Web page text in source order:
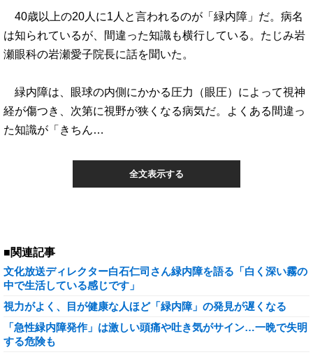
40歳以上の20人に1人と言われるのが「緑内障」だ。病名
は知られているが、間違った知識も横行している。たじみ岩
瀬眼科の岩瀬愛子院長に話を聞いた。
緑内障は、眼球の内側にかかる圧力（眼圧）によって視神
経が傷つき、次第に視野が狭くなる病気だ。よくある間違っ
た知識が「きちん…
全文表示する
■関連記事
文化放送ディレクター白石仁司さん緑内障を語る「白く深い霧の
中で生活している感じです」
視力がよく、目が健康な人ほど「緑内障」の発見が遅くなる
「急性緑内障発作」は激しい頭痛や吐き気がサイン…一晩で失明
する危険も